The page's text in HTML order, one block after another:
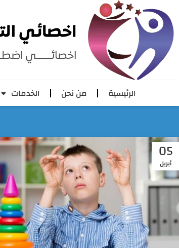
الرئيسية من نحن الخدمات
05
أبريل